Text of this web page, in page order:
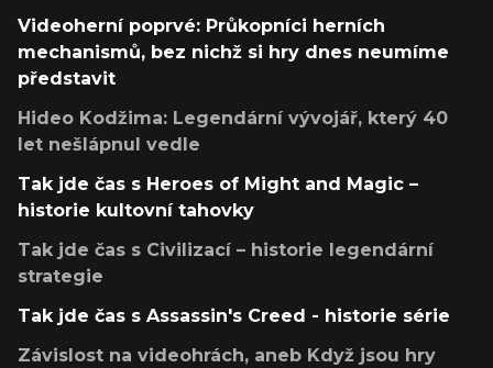
Videoherní poprvé: Průkopníci herních
mechanismů, bez nichž si hry dnes neumíme
představit
Hideo Kodžima: Legendární vývojář, který 40
let nešlápnul vedle
Tak jde čas s Heroes of Might and Magic –
historie kultovní tahovky
Tak jde čas s Civilizací – historie legendární
strategie
Tak jde čas s Assassin's Creed - historie série
Závislost na videohrách, aneb Když jsou hry